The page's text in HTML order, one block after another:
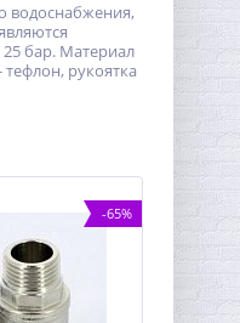
водоснабжения,
25 бар. Материал
рукоятка
-65%